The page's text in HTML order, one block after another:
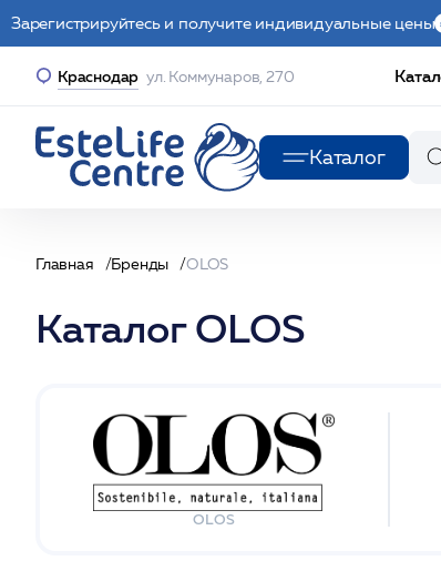
Зарегистрируйтесь и получите индивидуальные цены
Краснодар ул. Коммунаров, 270
Каталог
Главная Бренды OLOS
Каталог OLOS
OLOS